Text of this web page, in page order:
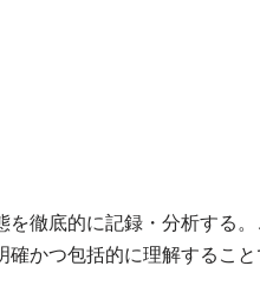
を徹底的に記録・分析する
かつ包括的に理解すること